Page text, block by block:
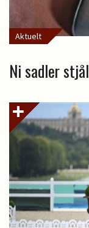
Aktuelt
Ni sadler